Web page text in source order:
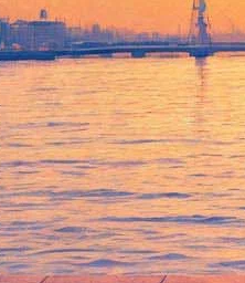
Мода и
представят
Северной